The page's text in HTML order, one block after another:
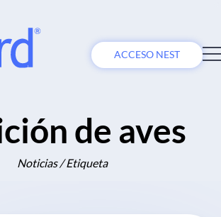
ACCESO NEST
de aves
Noticias / Etiqueta